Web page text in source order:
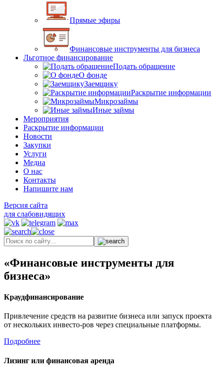
Прямые эфиры
Финансовые инструменты для бизнеса
Льготное финансирование
Подать обращение
О фонде
Заемщику
Раскрытие информации
Микрозаймы
Иные займы
Мероприятия
Раскрытие информации
Новости
Закупки
Услуги
Медиа
О нас
Контакты
Напишите нам
Версия сайта
для слабовидящих
«Финансовые инструменты для
бизнеса»
Краудфинансирование
Привлечение средств на развитие бизнеса или запуск проекта
от нескольких инвесто-ров через специальные платформы.
Подробнее
Лизинг или финансовая аренда